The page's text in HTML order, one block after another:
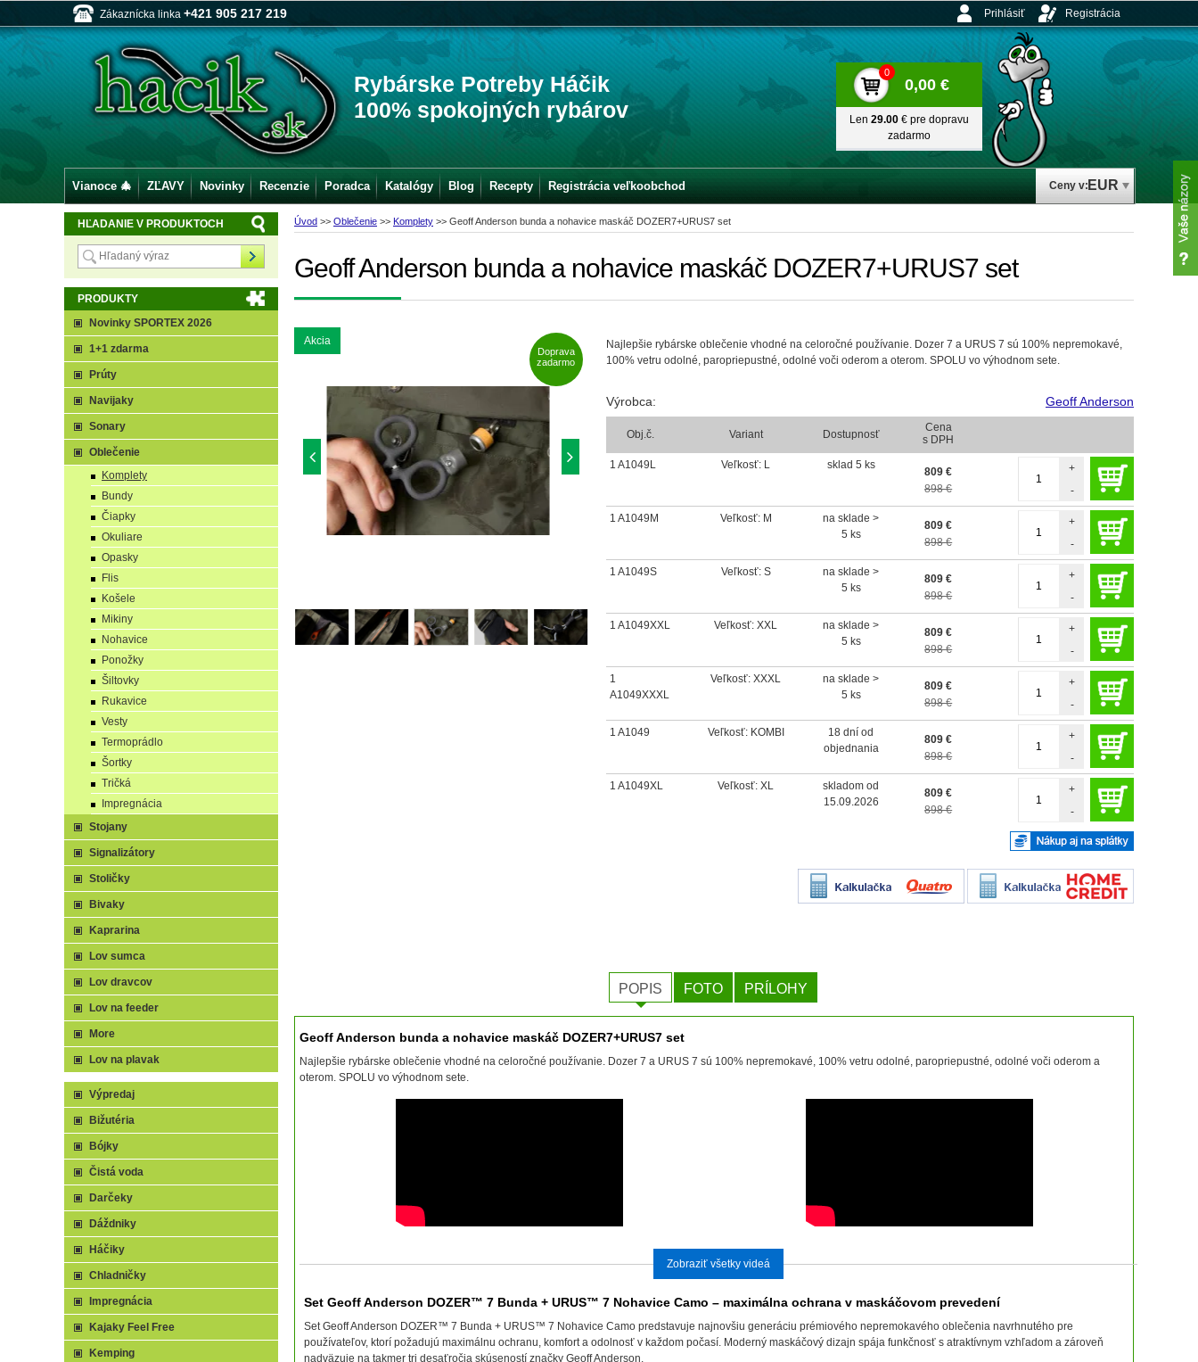
Zákaznícka linka +421 905 217 219
Rybárske Potreby Háčik
100% spokojných rybárov
Ceny v: EUR
Prihlásiť Registrácia
0
0,00 €
Len 29.00 € pre dopravu
zadarmo
Úvod >> Oblečenie >> Komplety >> Geoff Anderson bunda a nohavice maskáč DOZER7+URUS7 set
Geoff Anderson bunda a nohavice maskáč DOZER7+URUS7 set
Doprava
zadarmo
Akcia
Najlepšie rybárske oblečenie vhodné na celoročné používanie. Dozer 7 a URUS 7 sú 100% nepremokavé,
100% vetru odolné, paropriepustné, odolné voči oderom a oterom. SPOLU vo výhodnom sete.
Výrobca: Geoff Anderson
Obj.č. Variant Dostupnosť
Cena
s DPH
1 A1049L
Veľkosť: L sklad 5 ks
809 €
898 €
-
+
1 A1049M Veľkosť: M
na sklade >
5 ks
809 €
898 €
-
+
1 A1049S Veľkosť: S
na sklade >
5 ks
809 €
898 €
-
+
1 A1049XXL Veľkosť: XXL
na sklade >
5 ks
809 €
898 €
-
+
1
A1049XXXL
Veľkosť: XXXL
na sklade >
5 ks
809 €
898 €
-
+
1 A1049 Veľkosť: KOMBI
18 dní od
objednania
809 €
898 €
-
+
1 A1049XL Veľkosť: XL
skladom od
15.09.2026
809 €
898 €
-
+
POPIS FOTO PRÍLOHY
Geoff Anderson bunda a nohavice maskáč DOZER7+URUS7 set
Najlepšie rybárske oblečenie vhodné na celoročné používanie. Dozer 7 a URUS 7 sú 100% nepremokavé, 100% vetru odolné, paropriepustné, odolné voči oderom a
oterom. SPOLU vo výhodnom sete.
Zobraziť všetky videá
Set Geoff Anderson DOZER™ 7 Bunda + URUS™ 7 Nohavice Camo – maximálna ochrana v maskáčovom prevedení
Set Geoff Anderson DOZER™ 7 Bunda + URUS™ 7 Nohavice Camo predstavuje najnovšiu generáciu prémiového nepremokavého oblečenia navrhnutého pre
používateľov, ktorí požadujú maximálnu ochranu, komfort a odolnosť v každom počasí. Moderný maskáčový dizajn spája funkčnosť s atraktívnym vzhľadom a zároveň
nadväzuje na takmer tri desaťročia skúseností značky Geoff Anderson.
HĽADANIE V PRODUKTOCH
PRODUKTY
Novinky SPORTEX 2026
1+1 zdarma
Prúty
Navijaky
Sonary
Oblečenie
Komplety
Bundy
Čiapky
Okuliare
Opasky
Flis
Košele
Mikiny
Nohavice
Ponožky
Šiltovky
Rukavice
Vesty
Termoprádlo
Šortky
Tričká
Impregnácia
Stojany
Signalizátory
Stoličky
Bivaky
Kaprarina
Lov sumca
Lov dravcov
Lov na feeder
More
Lov na plavak
Výpredaj
Bižutéria
Bójky
Čistá voda
Darčeky
Dáždniky
Háčiky
Chladničky
Impregnácia
Kajaky Feel Free
Kemping
Vianoce 🎄 ZĽAVY Novinky Recenzie Poradca Katalógy Blog Recepty Registrácia veľkoobchod